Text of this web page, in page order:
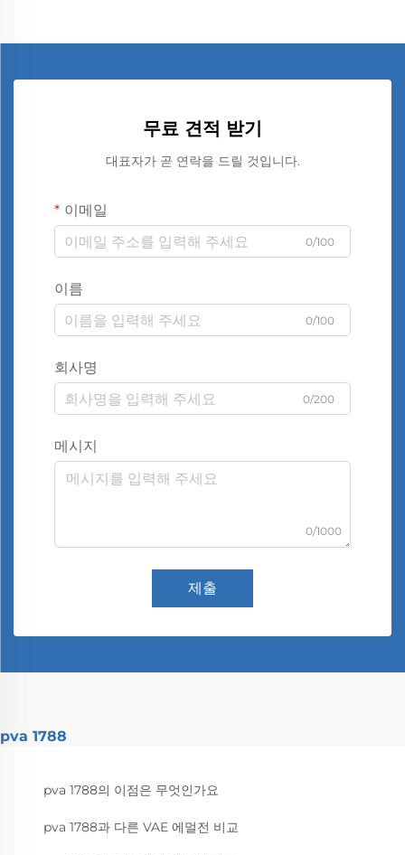
무료 견적 받기
대표자가 곧 연락을 드릴 것입니다.
이메일
0/100
이름
0/100
회사명
0/200
메시지
0/1000
제출
pva 1788
pva 1788의 이점은 무엇인가요
pva 1788과 다른 VAE 에멀전 비교